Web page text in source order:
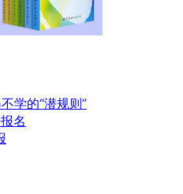
学的“潜规则”
名